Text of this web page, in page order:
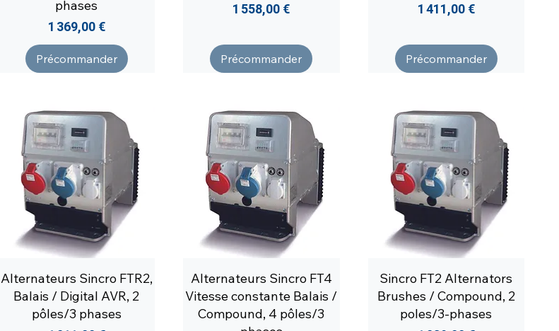
phases
Prix
1 369,00 €
Précommander
Prix
1 558,00 €
Précommander
Prix
1 411,00 €
Précommander
Alternateurs Sincro FTR2,
Balais / Digital AVR, 2
pôles/3 phases
Alternateurs Sincro FT4
Vitesse constante Balais /
Compound, 4 pôles/3
Sincro FT2 Alternators
Brushes / Compound, 2
poles/3-phases